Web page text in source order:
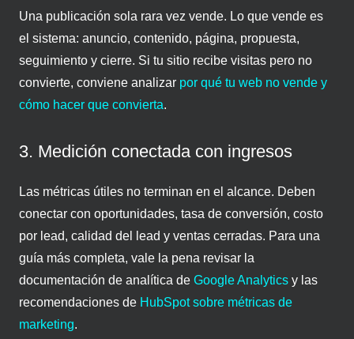
Una publicación sola rara vez vende. Lo que vende es
el sistema: anuncio, contenido, página, propuesta,
seguimiento y cierre. Si tu sitio recibe visitas pero no
convierte, conviene analizar por qué tu web no vende y
cómo hacer que convierta.
3. Medición conectada con ingresos
Las métricas útiles no terminan en el alcance. Deben
conectar con oportunidades, tasa de conversión, costo
por lead, calidad del lead y ventas cerradas. Para una
guía más completa, vale la pena revisar la
documentación de analítica de Google Analytics y las
recomendaciones de HubSpot sobre métricas de
marketing.